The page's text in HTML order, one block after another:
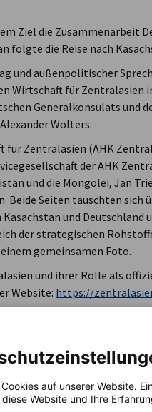
Ziel die Zusammenarbeit
folgte die Reise nach
und außenpolitischer
Wirtschaft für Zentralasien
Generalkonsulats und
Wolters.
für Zentralasien (AHK
der AHK
und die Mongolei, Jan
Beide Seiten tauschten sich
und Deutschland
der strategischen
gemeinsamen Foto.
und ihrer Rolle als
Website: https://
auf unserer Website.
Website und Ihre